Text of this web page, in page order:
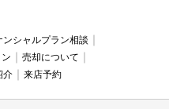
ンシャルプラン相談
売却について
介 来店予約